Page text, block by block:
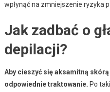
wpłynąć na zmniejszenie ryzyka
Jak zadbać o
depilacji?
Aby cieszyć się aksamitną
odpowiednie traktowanie. Po